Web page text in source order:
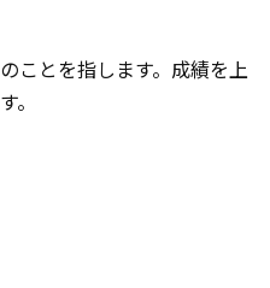
ことを指します。成績を上
。